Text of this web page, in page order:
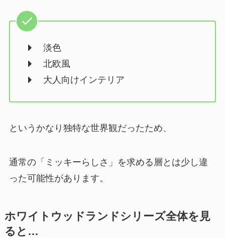
淡色
北欧風
大人向けインテリア
というかなり独特な世界観だったため、
通常の「ミッキーらしさ」を求める層とは少し違
った可能性があります。
ホワイトウッドランドシリーズ全体を見
ると…